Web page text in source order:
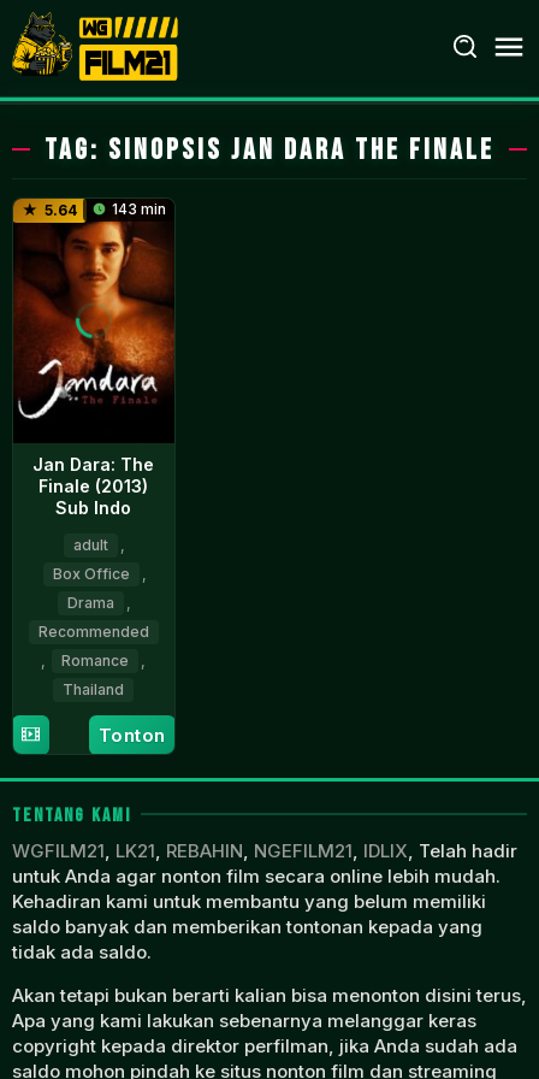
Loncat
ke
konten
Tag: Sinopsis Jan Dara The Finale
5.64 143 min
Jan Dara: The
Finale (2013)
Sub Indo
adult
Box Office
Drama
Recommended
Romance
Thailand
7
Feb
2013
Pundhevanop
Dhewakul
Tonton
TENTANG KAMI
WGFILM21, LK21, REBAHIN, NGEFILM21, IDLIX, Telah hadir
untuk Anda agar nonton film secara online lebih mudah.
Kehadiran kami untuk membantu yang belum memiliki
saldo banyak dan memberikan tontonan kepada yang
tidak ada saldo.
Akan tetapi bukan berarti kalian bisa menonton disini terus,
Apa yang kami lakukan sebenarnya melanggar keras
copyright kepada direktor perfilman, jika Anda sudah ada
saldo mohon pindah ke situs nonton film dan streaming